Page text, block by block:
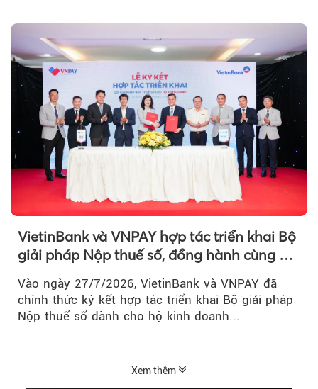
VietinBank và VNPAY hợp tác triển khai Bộ
giải pháp Nộp thuế số, đồng hành cùng hộ
Vào ngày 27/7/2026, VietinBank và VNPAY đã
chính thức ký kết hợp tác triển khai Bộ giải pháp
Nộp thuế số dành cho hộ kinh doanh...
Xem thêm